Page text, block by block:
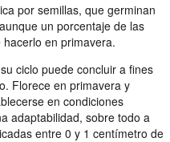
por semillas, que germinan
un porcentaje de las
en primavera.
ciclo puede concluir a fines
Florece en primavera y
en condiciones
adaptabilidad, sobre todo a
entre 0 y 1 centímetro de